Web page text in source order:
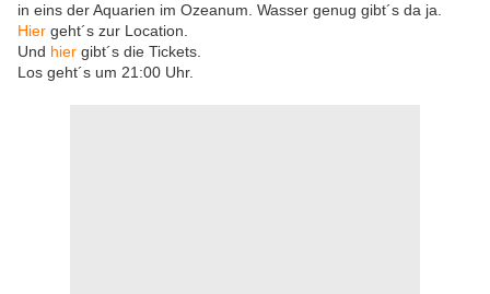
in eins der Aquarien im Ozeanum. Wasser genug gibt´s da ja.
Hier geht´s zur Location.
Und hier gibt´s die Tickets.
Los geht´s um 21:00 Uhr.